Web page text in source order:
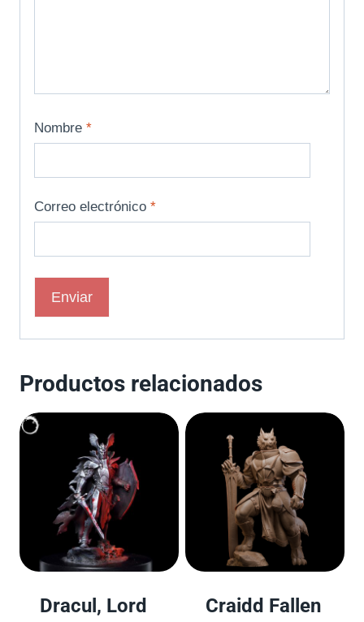
Nombre *
Correo electrónico *
Productos relacionados
Dracul, Lord
Craidd Fallen